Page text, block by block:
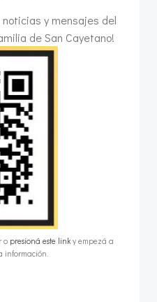
noticias y mensajes del
de San Cayetano!
o presioná este link y empezá a
información.